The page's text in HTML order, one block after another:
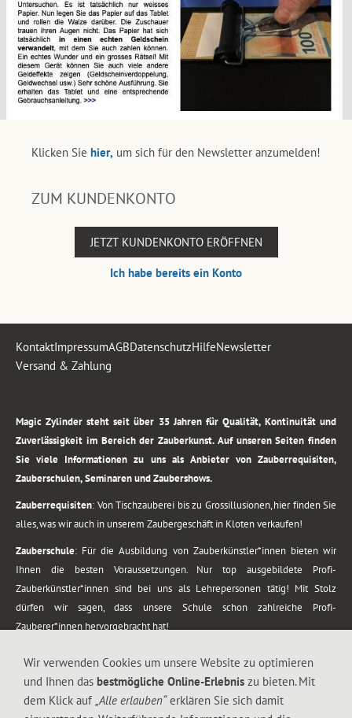
Klicken Sie hier, um sich für den Newsletter anzumelden!
ZUM KUNDENKONTO
JETZT KUNDENKONTO ERÖFFNEN
Ich habe bereits ein Konto
KontaktImpressumAGBDatenschutzHilfeNewsletter
Versand & Zahlung
Magic Zylinder steht seit über 35 Jahren für Qualität, Kontinuität und
Zuverlässigkeit im Bereich der Zauberkunst. Auf unseren Seiten finden
Sie viele Informationen zu uns als Anbieter von Zauberrequisiten,
Zauberschulen, Seminaren und Zaubershows.
Zauberrequisiten: Von Tischzauberei bis zu Grossillusionen, hier finden Sie
alles, was wir auch in unserem Zaubergeschäft in Kloten verkaufen!
Zauberschule: Für die Ausbildung von Zauberkünstler*innen bieten wir
Ihnen die besten Voraussetzungen. Nur top ausgebildete Profi-
Zauberkünstler*innen sind bei uns als Lehrepersonen tätig! Mit Stolz
dürfen wir sagen, dass unsere Schule schon zahlreiche Profi-
Zauberer*innen hervorgebracht hat!
vom Kinderprogramm bis zur Tischzauberei. Lassen Sie sich faszinieren von
meiner Zauber-Sprech-Show, angerührt mit sprachlichen Sequenzen,
gewürzt mit Gags und visuellen Illusionen wie Kaninchen, Vasen, Seilen,
Wir verwenden Cookies um unsere Website zu optimieren
und Ihnen das bestmögliche Online-Erlebnis zu bieten. Mit
dem Klick auf „Alle erlauben“erklären Sie sich damit